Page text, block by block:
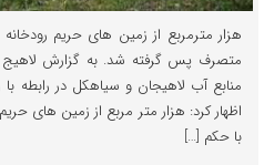
هزار مترمربع از زمین های حریم
متصرف پس گرفته شد. به گزارش لاهیج
منابع آب لاهیجان و سیاهکل در رابطه
اظهار کرد: هزار متر مربع از زمین های
با حکم […]